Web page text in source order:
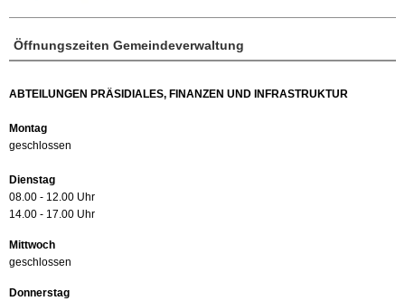
Öffnungszeiten Gemeindeverwaltung
ABTEILUNGEN PRÄSIDIALES, FINANZEN UND INFRASTRUKTUR
Montag
geschlossen
Dienstag
08.00 - 12.00 Uhr
14.00 - 17.00 Uhr
Mittwoch
geschlossen
Donnerstag